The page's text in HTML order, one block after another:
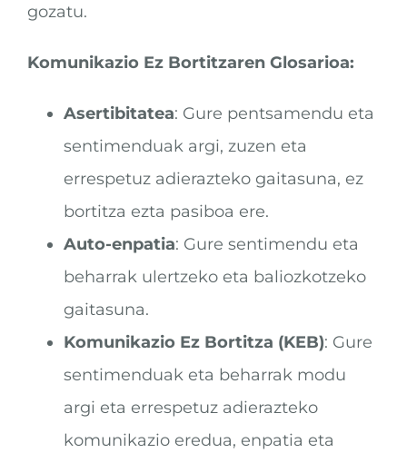
gozatu.
Komunikazio Ez Bortitzaren Glosarioa:
Asertibitatea: Gure pentsamendu eta
sentimenduak argi, zuzen eta
errespetuz adierazteko gaitasuna, ez
bortitza ezta pasiboa ere.
Auto-enpatia: Gure sentimendu eta
beharrak ulertzeko eta baliozkotzeko
gaitasuna.
Komunikazio Ez Bortitza (KEB): Gure
sentimenduak eta beharrak modu
argi eta errespetuz adierazteko
komunikazio eredua, enpatia eta